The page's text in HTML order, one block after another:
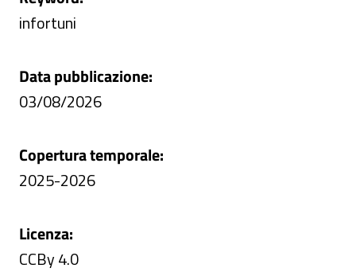
infortuni
Data pubblicazione:
03/08/2026
Copertura temporale:
2025-2026
Licenza:
CCBy 4.0